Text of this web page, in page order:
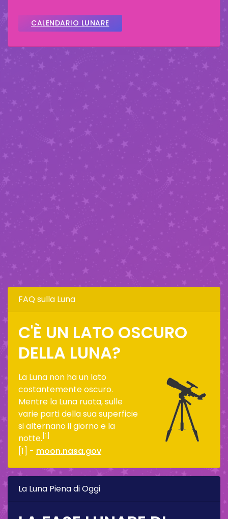
CALENDARIO LUNARE
FAQ sulla Luna
C'È UN LATO OSCURO
DELLA LUNA?
La Luna non ha un lato
costantemente oscuro.
Mentre la Luna ruota, sulle
varie parti della sua superficie
si alternano il giorno e la
notte. [1]
[1] - moon.nasa.gov
La Luna Piena di Oggi